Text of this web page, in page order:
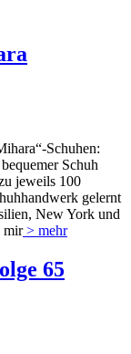
Schuhen:
Schuh
jeweils 100
gelernt
New York und
mir> mehr
65